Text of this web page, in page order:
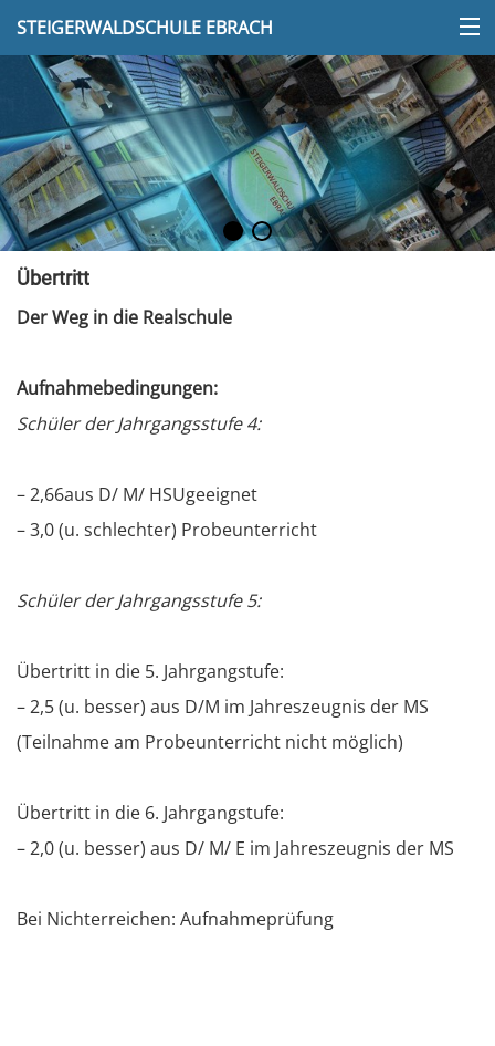
STEIGERWALDSCHULE EBRACH
Übertritt
Der Weg in die Realschule
Aufnahmebedingungen:
Schüler der Jahrgangsstufe 4:
– 2,66aus D/ M/ HSUgeeignet
– 3,0 (u. schlechter) Probeunterricht
Schüler der Jahrgangsstufe 5:
Übertritt in die 5. Jahrgangstufe:
– 2,5 (u. besser) aus D/M im Jahreszeugnis der MS
(Teilnahme am Probeunterricht nicht möglich)
Übertritt in die 6. Jahrgangstufe:
– 2,0 (u. besser) aus D/ M/ E im Jahreszeugnis der MS
Bei Nichterreichen: Aufnahmeprüfung